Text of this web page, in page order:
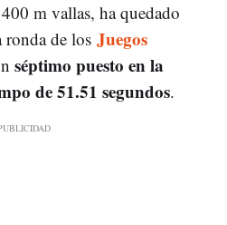
m vallas, ha quedado
de los Juegos
séptimo puesto en la
de 51.51 segundos.